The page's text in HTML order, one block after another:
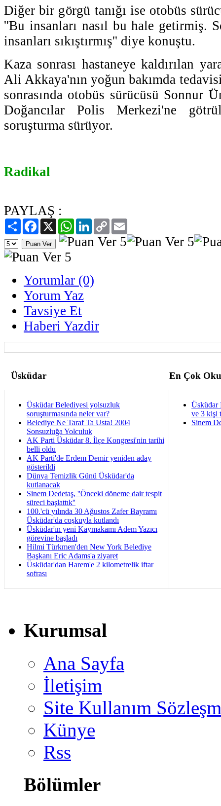
Diğer bir görgü tanığı ise otobüs
''Bu insanları nasıl bu hale getirmiş.
insanları sıkıştırmış'' diye konuştu.
Kaza sonrası hastaneye kaldırılan
Ali Akkaya'nın yoğun bakımda
sonrasında otobüs sürücüsü Sonnur
Doğancılar Polis Merkezi'ne
soruşturma sürüyor.
Radikal
PAYLAŞ :
PaylaşFacebook
X WhatsAppLinkedIn
Copy
Link
Yorumlar (0)
Yorum Yaz
Tavsiye Et
Haberi Yazdir
Üsküdar En Çok
Üsküdar Belediyesi yolsuzluk
soruşturmasında neler var?
Belediye Ne Taraf Ta Usta! 2004
Sonsuzluğa Yolculuk
AK Parti Üsküdar 8. İlçe Kongresi'nin tarihi
belli oldu
AK Parti'de Erdem Demir yeniden aday
gösterildi
Dünya Temizlik Günü Üsküdar'da
kutlanacak
Sinem Dedetaş, ''Önceki döneme dair tespit
süreci başlattık''
100.'cü yılında 30 Ağustos Zafer Bayramı
Üsküdar'da coşkuyla kutlandı
Üsküdar'ın yeni Kaymakamı Adem Yazıcı
görevine başladı
Hilmi Türkmen'den New York Belediye
Başkanı Eric Adams'a ziyaret
Üsküdar'dan Harem'e 2 kilometrelik iftar
sofrası
Üsküdar
ve 3 kişi
Sinem
Kurumsal
Ana Sayfa
İletişim
Site Kullanım
Künye
Rss
Bölümler